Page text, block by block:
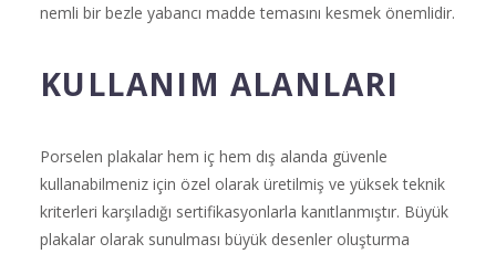
nemli bir bezle yabancı madde temasını kesmek önemlidir.
KULLANIM ALANLARI
Porselen plakalar hem iç hem dış alanda güvenle
kullanabilmeniz için özel olarak üretilmiş ve yüksek teknik
kriterleri karşıladığı sertifikasyonlarla kanıtlanmıştır. Büyük
plakalar olarak sunulması büyük desenler oluşturma